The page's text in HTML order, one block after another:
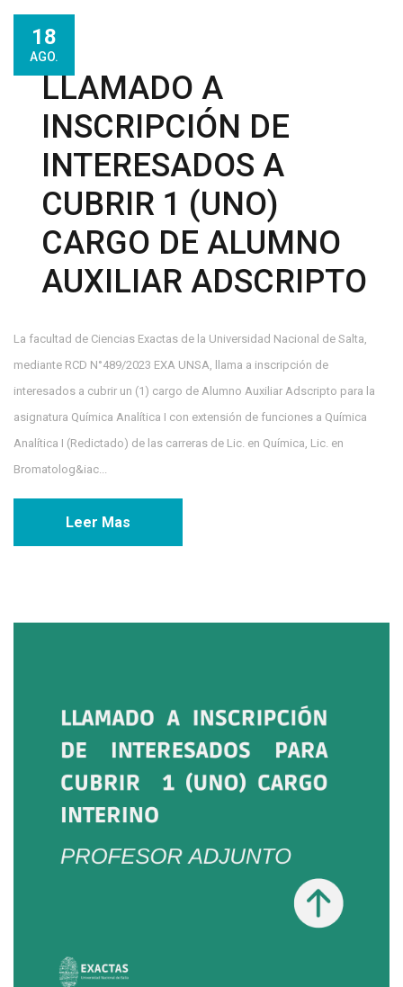
18
AGO.
LLAMADO A
INSCRIPCIÓN DE
INTERESADOS A
CUBRIR 1 (UNO)
CARGO DE ALUMNO
AUXILIAR ADSCRIPTO
La facultad de Ciencias Exactas de la Universidad Nacional de Salta,
mediante RCD N°489/2023 EXA UNSA, llama a inscripción de
interesados a cubrir un (1) cargo de Alumno Auxiliar Adscripto para la
asignatura Química Analítica I con extensión de funciones a Química
Analítica I (Redictado) de las carreras de Lic. en Química, Lic. en
Bromatolog&iac...
Leer Mas